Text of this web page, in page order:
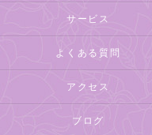
サービス
よくある質問
アクセス
ブログ